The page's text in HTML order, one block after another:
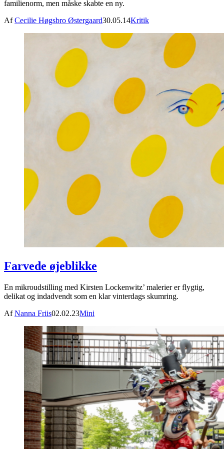
familienorm, men måske skabte en ny.
AfCecilie Høgsbro Østergaard30.05.14Kritik
Farvede øjeblikke
En mikroudstilling med Kirsten Lockenwitz’ malerier er flygtig,
delikat og indadvendt som en klar vinterdags skumring.
AfNanna Friis02.02.23Mini